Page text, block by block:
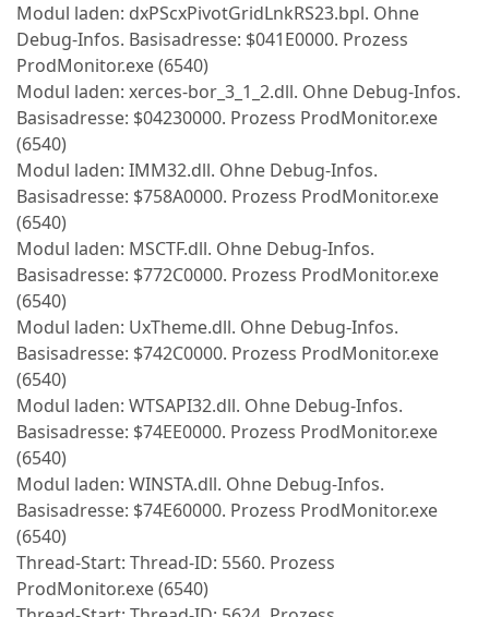
Modul laden: dxPScxPivotGridLnkRS23.bpl. Ohne
Debug-Infos. Basisadresse: $041E0000. Prozess
ProdMonitor.exe (6540)
Modul laden: xerces-bor_3_1_2.dll. Ohne Debug-Infos.
Basisadresse: $04230000. Prozess ProdMonitor.exe
(6540)
Modul laden: IMM32.dll. Ohne Debug-Infos.
Basisadresse: $758A0000. Prozess ProdMonitor.exe
(6540)
Modul laden: MSCTF.dll. Ohne Debug-Infos.
Basisadresse: $772C0000. Prozess ProdMonitor.exe
(6540)
Modul laden: UxTheme.dll. Ohne Debug-Infos.
Basisadresse: $742C0000. Prozess ProdMonitor.exe
(6540)
Modul laden: WTSAPI32.dll. Ohne Debug-Infos.
Basisadresse: $74EE0000. Prozess ProdMonitor.exe
(6540)
Modul laden: WINSTA.dll. Ohne Debug-Infos.
Basisadresse: $74E60000. Prozess ProdMonitor.exe
(6540)
Thread-Start: Thread-ID: 5560. Prozess
ProdMonitor.exe (6540)